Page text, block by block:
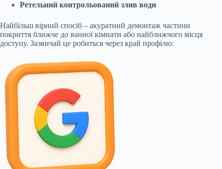
Ретельний контрольований злив води
Найбільш вірний спосіб – акуратний демонтаж частини
покриття ближче до ванної кімнати або найближчого місця
доступу. Зазвичай це робиться через край профілю: